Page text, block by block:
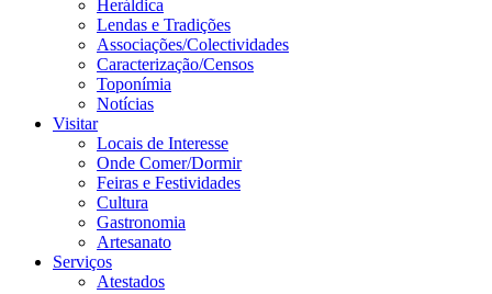
Heráldica
Lendas e Tradições
Associações/Colectividades
Caracterização/Censos
Toponímia
Notícias
Visitar
Locais de Interesse
Onde Comer/Dormir
Feiras e Festividades
Cultura
Gastronomia
Artesanato
Serviços
Atestados